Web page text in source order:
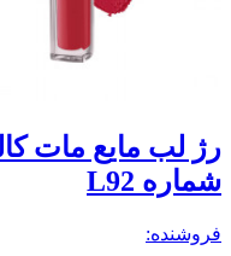
شماره L92
فروشنده: